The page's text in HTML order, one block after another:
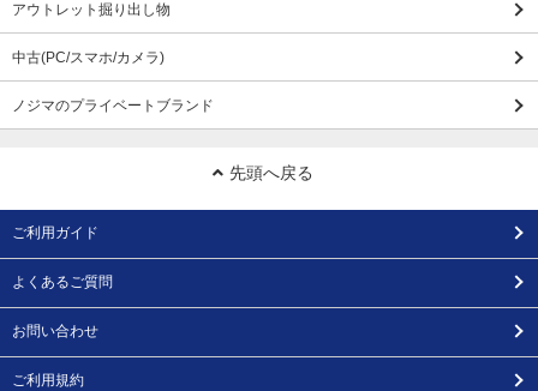
アウトレット掘り出し物
中古(PC/スマホ/カメラ)
ノジマのプライベートブランド
先頭へ戻る
ご利用ガイド
よくあるご質問
お問い合わせ
ご利用規約